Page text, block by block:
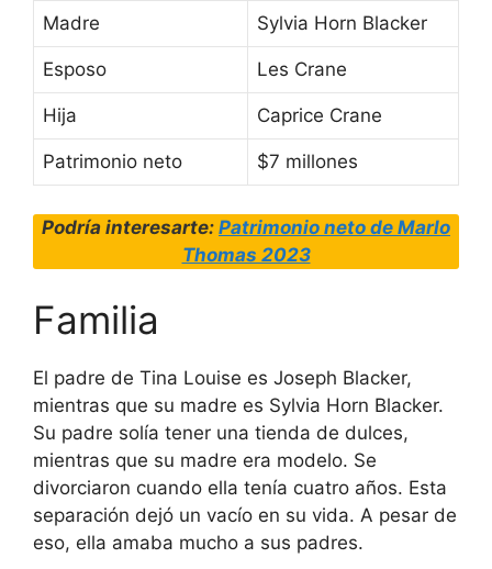
Madre Sylvia Horn Blacker
Esposo Les Crane
Hija Caprice Crane
Patrimonio neto $7 millones
Podría interesarte: Patrimonio neto de Marlo
Thomas 2023
Familia
El padre de Tina Louise es Joseph Blacker,
mientras que su madre es Sylvia Horn Blacker.
Su padre solía tener una tienda de dulces,
mientras que su madre era modelo. Se
divorciaron cuando ella tenía cuatro años. Esta
separación dejó un vacío en su vida. A pesar de
eso, ella amaba mucho a sus padres.